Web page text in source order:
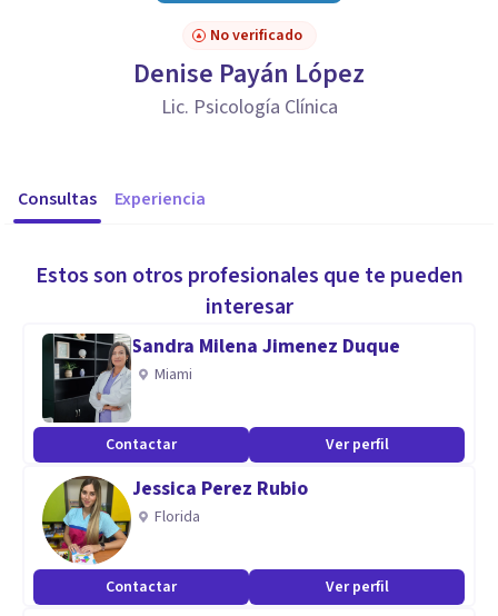
No verificado
Denise Payán López
Lic. Psicología Clínica
Consultas Experiencia
Estos son otros profesionales que te pueden
interesar
Sandra Milena Jimenez Duque
Miami
Contactar Ver perfil
Jessica Perez Rubio
Florida
Contactar Ver perfil